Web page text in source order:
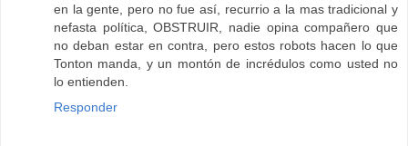
en la gente, pero no fue así, recurrio a la mas tradicional y
nefasta política, OBSTRUIR, nadie opina compañero que
no deban estar en contra, pero estos robots hacen lo que
Tonton manda, y un montón de incrédulos como usted no
lo entienden.
Responder